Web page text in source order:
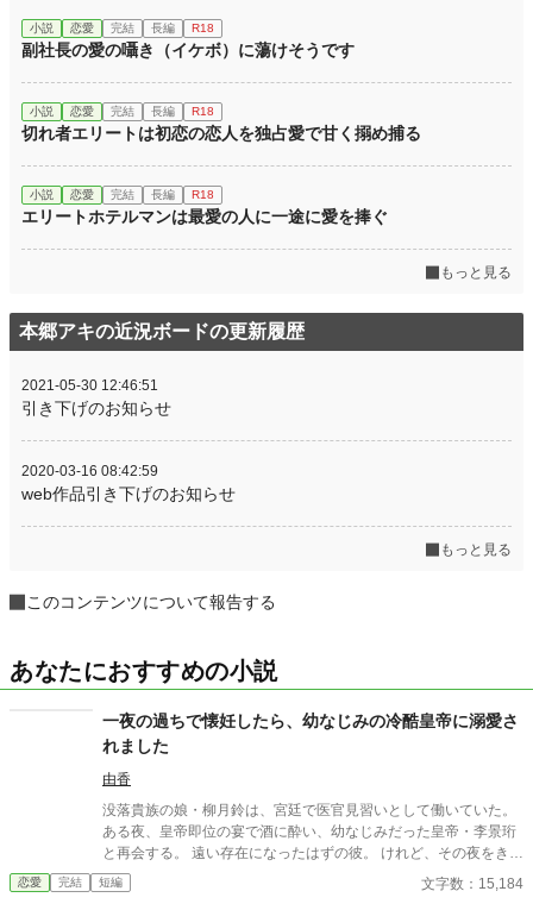
お気に入り 1,232
文字数(レンタル含む) 182,942
初回公開日時 2020.02.18 13:16
月間ポイント 203 pt (51,140 位)
累計ポイント 753,418 pt (7,504 位)
小説 恋愛 完結 長編 R18
副社長の愛の囁き（イケボ）に蕩けそうです
小説 恋愛 完結 長編 R18
切れ者エリートは初恋の恋人を独占愛で甘く搦め捕る
小説 恋愛 完結 長編 R18
エリートホテルマンは最愛の人に一途に愛を捧ぐ
もっと見る
本郷アキの近況ボードの更新履歴
2021-05-30 12:46:51
引き下げのお知らせ
2020-03-16 08:42:59
web作品引き下げのお知らせ
もっと見る
このコンテンツについて報告する
あなたにおすすめの小説
一夜の過ちで懐妊したら、幼なじみの冷酷皇帝に溺愛さ
れました
由香
没落貴族の娘・柳月鈴は、宮廷で医官見習いとして働いていた。
ある夜、皇帝即位の宴で酒に酔い、幼なじみだった皇帝・李景珩
と再会する。 遠い存在になったはずの彼。 けれど、その夜をきっ
かけに月鈴の運命は大きく動き出す。 冷酷と恐れられる皇帝が、
なぜか彼女だけには甘すぎて――。
恋愛 完結 短編 文字数：15,184